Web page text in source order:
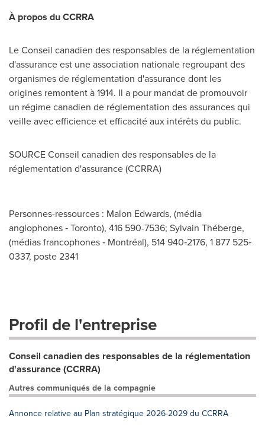
À propos du CCRRA
Le Conseil canadien des responsables de la réglementation
d'assurance est une association nationale regroupant des
organismes de réglementation d'assurance dont les
origines remontent à 1914. Il a pour mandat de promouvoir
un régime canadien de réglementation des assurances qui
veille avec efficience et efficacité aux intérêts du public.
SOURCE Conseil canadien des responsables de la
réglementation d'assurance (CCRRA)
Personnes-ressources : Malon Edwards, (média
anglophones ‐ Toronto), 416 590-7536; Sylvain Théberge,
(médias francophones ‐ Montréal), 514 940‐2176, 1 877 525‐
0337, poste 2341
Profil de l'entreprise
Conseil canadien des responsables de la réglementation
d'assurance (CCRRA)
Autres communiqués de la compagnie
Annonce relative au Plan stratégique 2026-2029 du CCRRA